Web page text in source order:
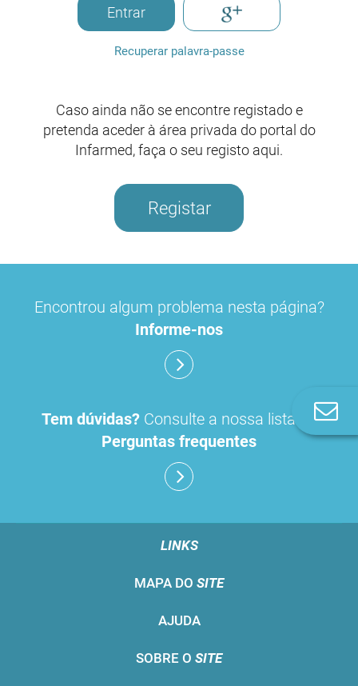
Entrar
Recuperar palavra-passe
Caso ainda não se encontre registado e
pretenda aceder à área privada do portal do
Infarmed, faça o seu registo aqui.
Registar
Encontrou algum problema nesta página?
Informe-nos
Tem dúvidas? Consulte a nossa lista de
Perguntas frequentes
LINKS
MAPA DO SITE
AJUDA
SOBRE O SITE